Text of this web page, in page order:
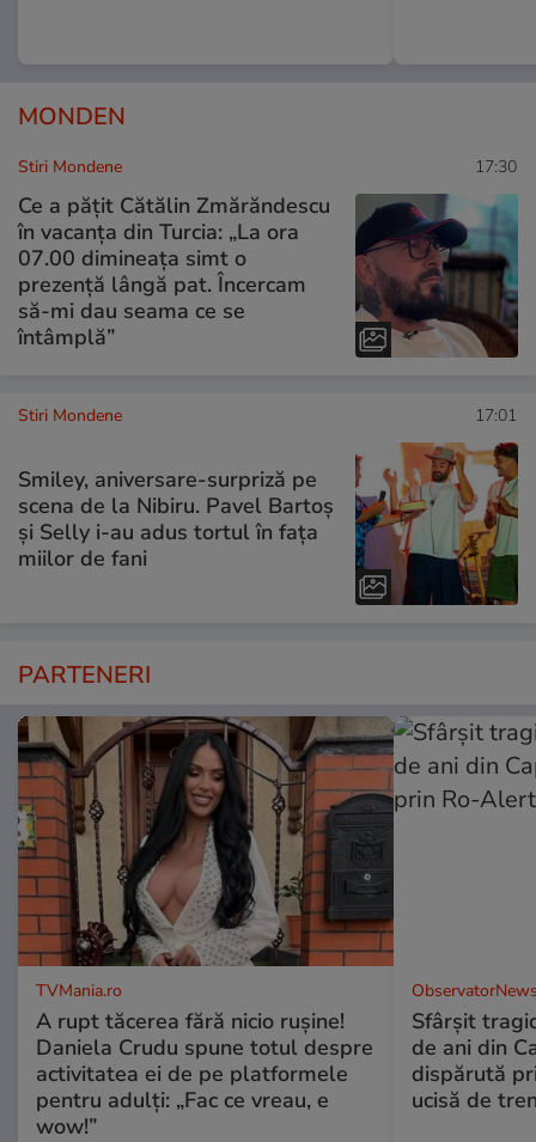
MONDEN
Stiri Mondene 17:30
Ce a pățit Cătălin Zmărăndescu
în vacanța din Turcia: „La ora
07.00 dimineața simt o
prezență lângă pat. Încercam
să-mi dau seama ce se
întâmplă”
Stiri Mondene 17:01
Smiley, aniversare-surpriză pe
scena de la Nibiru. Pavel Bartoș
și Selly i-au adus tortul în fața
miilor de fani
PARTENERI
TVMania.ro
A rupt tăcerea fără nicio rușine!
Daniela Crudu spune totul despre
activitatea ei de pe platformele
pentru adulți: „Fac ce vreau, e
wow!”
Sfârşit
de ani din
dispărută
ucisă de